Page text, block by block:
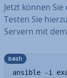
Jetzt können
Testen Sie
Servern mit
ansible -i
bash